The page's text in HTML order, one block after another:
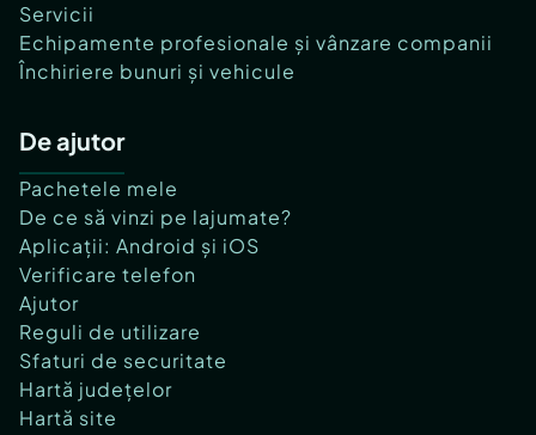
Servicii
Echipamente profesionale și vânzare companii
Închiriere bunuri și vehicule
De ajutor
Pachetele mele
De ce să vinzi pe lajumate?
Aplicații: Android și iOS
Verificare telefon
Ajutor
Reguli de utilizare
Sfaturi de securitate
Hartă județelor
Hartă site